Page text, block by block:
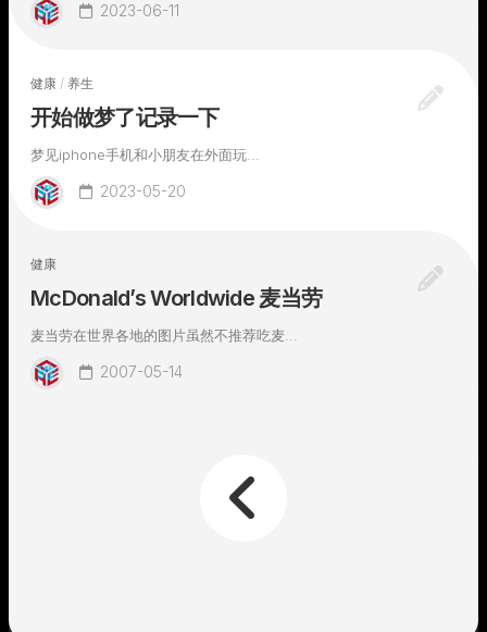
2023-06-11
健康 / 养生
开始做梦了记录一下
梦见iphone手机和小朋友在外面玩...
2023-05-20
健康
McDonald’s Worldwide 麦当劳
麦当劳在世界各地的图片虽然不推荐吃麦...
2007-05-14